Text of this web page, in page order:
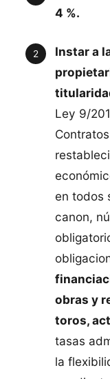
4 %.
Instar a
Ley 9/
en todos
canon,
obras y
toros,
tasas
la